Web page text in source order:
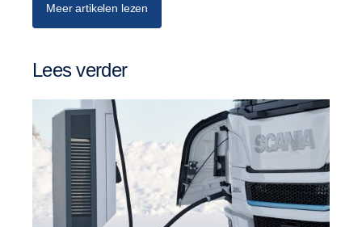
Meer artikelen lezen
Lees verder